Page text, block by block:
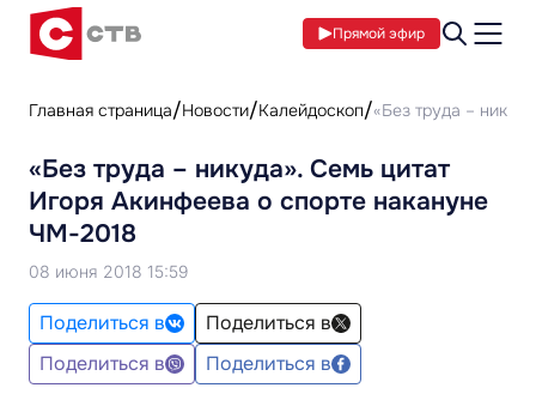
Прямой эфир
Главная страница Новости Калейдоскоп «Без труда –
«Без труда – никуда». Семь цитат
Игоря Акинфеева о спорте накануне
ЧМ-2018
08 июня 2018 15:59
Поделиться в
Поделиться в
Поделиться в
Поделиться в